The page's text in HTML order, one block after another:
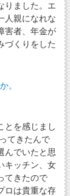
りました。エ
人親になれな
害者、年金が
づくりをした
。
とを感じまし
てきたんで
んでいたと思
キッチン、女
てきたので
ロは貴重な存